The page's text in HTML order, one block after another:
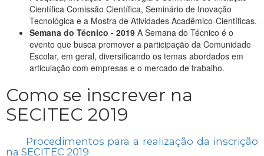
Científica Comissão Científica, Seminário de Inovação
Tecnológica e a Mostra de Atividades Acadêmico-Científicas.
Semana do Técnico - 2019 A Semana do Técnico é o
evento que busca promover a participação da Comunidade
Escolar, em geral, diversificando os temas abordados em
articulação com empresas e o mercado de trabalho.
Como se inscrever na
SECITEC 2019
Procedimentos para a realização da inscrição
na SECITEC 2019